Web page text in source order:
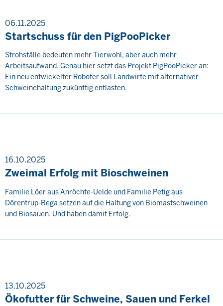
06.11.2025
Startschuss für den PigPooPicker
Strohställe bedeuten mehr Tierwohl, aber auch mehr
Arbeitsaufwand. Genau hier setzt das Projekt PigPooPicker an:
Ein neu entwickelter Roboter soll Landwirte mit alternativer
Schweinehaltung zukünftig entlasten.
16.10.2025
Zweimal Erfolg mit Bioschweinen
Familie Löer aus Anröchte-Uelde und Familie Petig aus
Dörentrup-Bega setzen auf die Haltung von Biomastschweinen
und Biosauen. Und haben damit Erfolg.
13.10.2025
Ökofutter für Schweine, Sauen und Ferkel